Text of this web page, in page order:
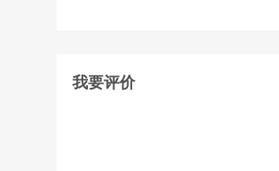
课件10：职业道德 (1学时)
课件11：建筑电气工程中新
我要评价